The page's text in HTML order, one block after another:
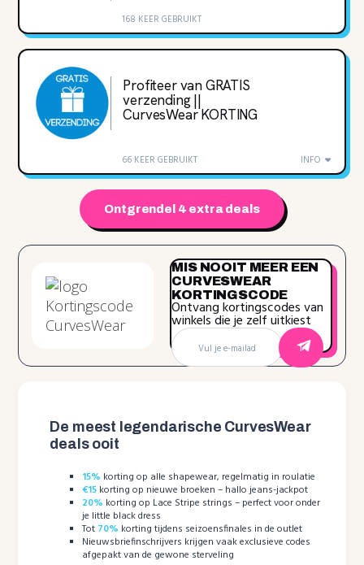
168 KEER GEBRUIKT
Profiteer van GRATIS
verzending ||
CurvesWear KORTING
66 KEER GEBRUIKT INFO
Ontgrendel 4 extra deals
MIS NOOIT MEER EEN
CURVESWEAR
KORTINGSCODE
Ontvang kortingscodes van
winkels die je zelf uitkiest
De meest legendarische CurvesWear
deals ooit
15% korting op alle shapewear, regelmatig in roulatie
€15 korting op nieuwe broeken – hallo jeans-jackpot
20% korting op Lace Stripe strings – perfect voor onder
je little black dress
Tot 70% korting tijdens seizoensfinales in de outlet
Nieuwsbriefinschrijvers krijgen vaak exclusieve codes
afgepakt van de gewone sterveling